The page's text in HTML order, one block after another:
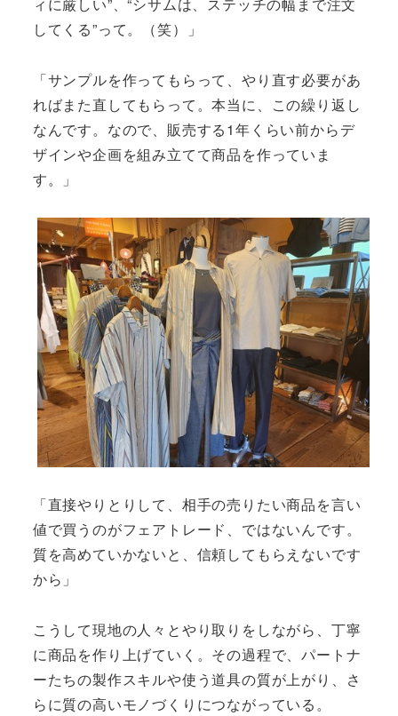
ィに厳しい”、“シサムは、ステッチの幅まで注文
してくる”って。（笑）」
「サンプルを作ってもらって、やり直す必要があ
ればまた直してもらって。本当に、この繰り返し
なんです。なので、販売する1年くらい前からデ
ザインや企画を組み立てて商品を作っていま
す。」
「直接やりとりして、相手の売りたい商品を言い
値で買うのがフェアトレード、ではないんです。
質を高めていかないと、信頼してもらえないです
から」
こうして現地の人々とやり取りをしながら、丁寧
に商品を作り上げていく。その過程で、パートナ
ーたちの製作スキルや使う道具の質が上がり、さ
らに質の高いモノづくりにつながっている。